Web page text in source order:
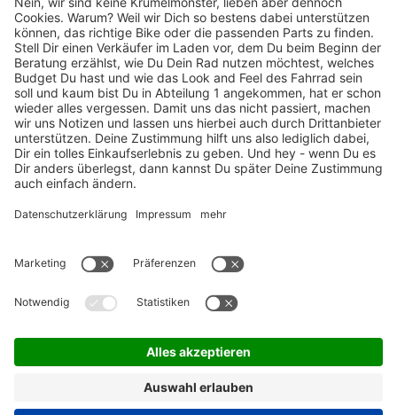
TOP-Marken
ZAHLUNGSARTEN / RATENKAUF
FÜR ARBEITGEBER & ARBEITNEHMER